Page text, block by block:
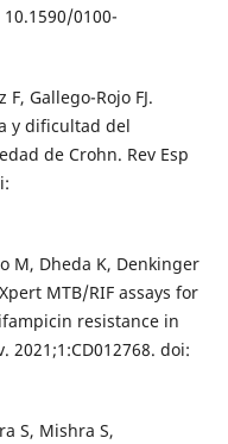
0100-
Gallego-Rojo FJ.
y dificultad del
de Crohn. Rev Esp
M, Dheda K, Denkinger
MTB/RIF assays for
resistance in
2021;1:CD012768. doi:
S, Mishra S,